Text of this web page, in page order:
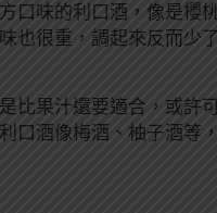
口味的利口酒，像是櫻
也很重，調起來反而少
比果汁還要適合，或許
口酒像梅酒、柚子酒等